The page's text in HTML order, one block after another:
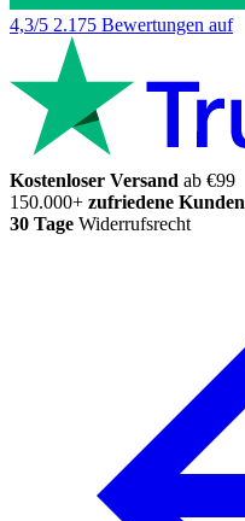
4,3/5 2.175 Bewertungen auf
Kostenloser Versand ab €99
150.000+ zufriedene Kunden
30 Tage Widerrufsrecht